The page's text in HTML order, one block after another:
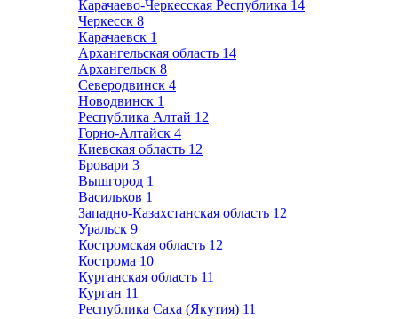
Карачаево-Черкесская Республика 14
Черкесск 8
Карачаевск 1
Архангельская область 14
Архангельск 8
Северодвинск 4
Новодвинск 1
Республика Алтай 12
Горно-Алтайск 4
Киевская область 12
Бровари 3
Вышгород 1
Васильков 1
Западно-Казахстанская область 12
Уральск 9
Костромская область 12
Кострома 10
Курганская область 11
Курган 11
Республика Саха (Якутия) 11